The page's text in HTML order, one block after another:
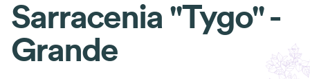
Sarracenia "Tygo" -
Grande